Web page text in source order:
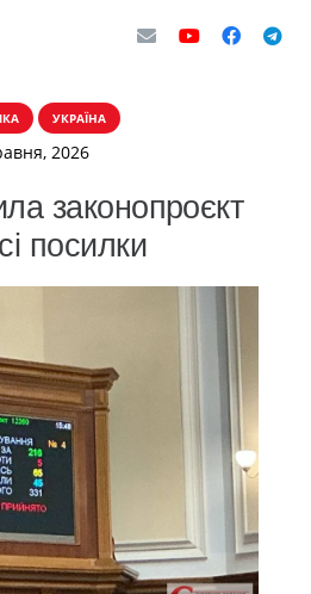
УКРАЇНА
2026
законопроєкт
посилки